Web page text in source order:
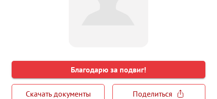
Благодарю за подвиг!
Скачать документы
Поделиться